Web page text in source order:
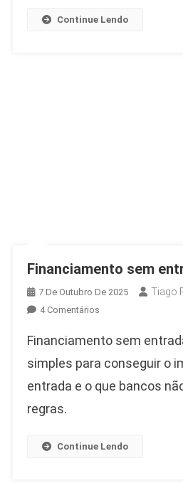
Continue Lendo
Financiamento sem
7 De Outubro De 2025 Tiago
4 Comentários
Sem
Entrada
Financiamento sem
simples para conseguir o
entrada e o que bancos
regras.
Continue Lendo